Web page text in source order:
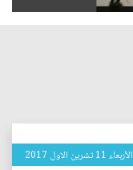
الأربعاء 11 تشرين الاول 2017